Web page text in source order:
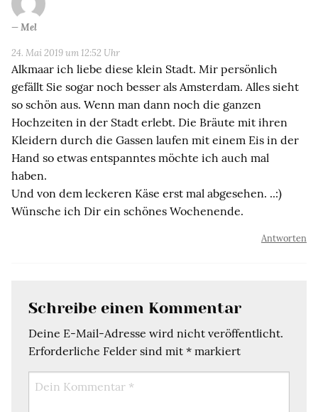
Mel
24. Mai 2019 um 12:52 Uhr
Alkmaar ich liebe diese klein Stadt. Mir persönlich
gefällt Sie sogar noch besser als Amsterdam. Alles sieht
so schön aus. Wenn man dann noch die ganzen
Hochzeiten in der Stadt erlebt. Die Bräute mit ihren
Kleidern durch die Gassen laufen mit einem Eis in der
Hand so etwas entspanntes möchte ich auch mal
haben.
Und von dem leckeren Käse erst mal abgesehen. ..:)
Wünsche ich Dir ein schönes Wochenende.
Antworten
Schreibe einen Kommentar
Deine E-Mail-Adresse wird nicht veröffentlicht.
Erforderliche Felder sind mit * markiert